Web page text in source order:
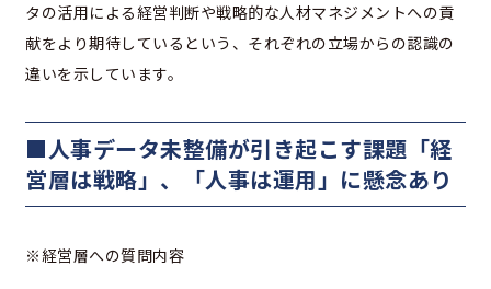
タの活用による経営判断や戦略的な人材マネジメントへの貢
献をより期待しているという、それぞれの立場からの認識の
違いを示しています。
■人事データ未整備が引き起こす課題「経
営層は戦略」、「人事は運用」に懸念あり
※経営層への質問内容